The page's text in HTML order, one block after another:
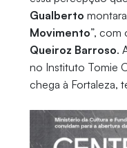
Gualberto
Movimento”, com
Queiroz Barroso.
no Instituto Tomie
chega à Fortaleza,